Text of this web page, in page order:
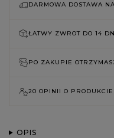
DARMOWA DOSTAWA
ŁATWY ZWROT DO 14
PO ZAKUPIE
20 OPINII O PRODUKCIE
OPIS